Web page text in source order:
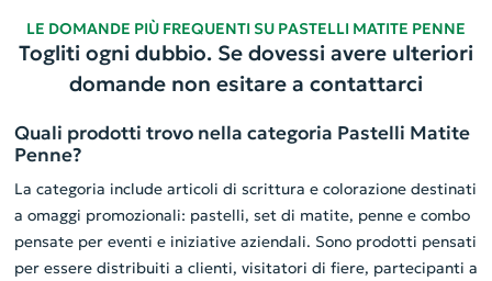
LE DOMANDE PIÙ FREQUENTI SU PASTELLI MATITE PENNE
Togliti ogni dubbio. Se dovessi avere ulteriori
domande non esitare a contattarci
Quali prodotti trovo nella categoria Pastelli Matite
Penne?
La categoria include articoli di scrittura e colorazione destinati
a omaggi promozionali: pastelli, set di matite, penne e combo
pensate per eventi e iniziative aziendali. Sono prodotti pensati
per essere distribuiti a clienti, visitatori di fiere, partecipanti a